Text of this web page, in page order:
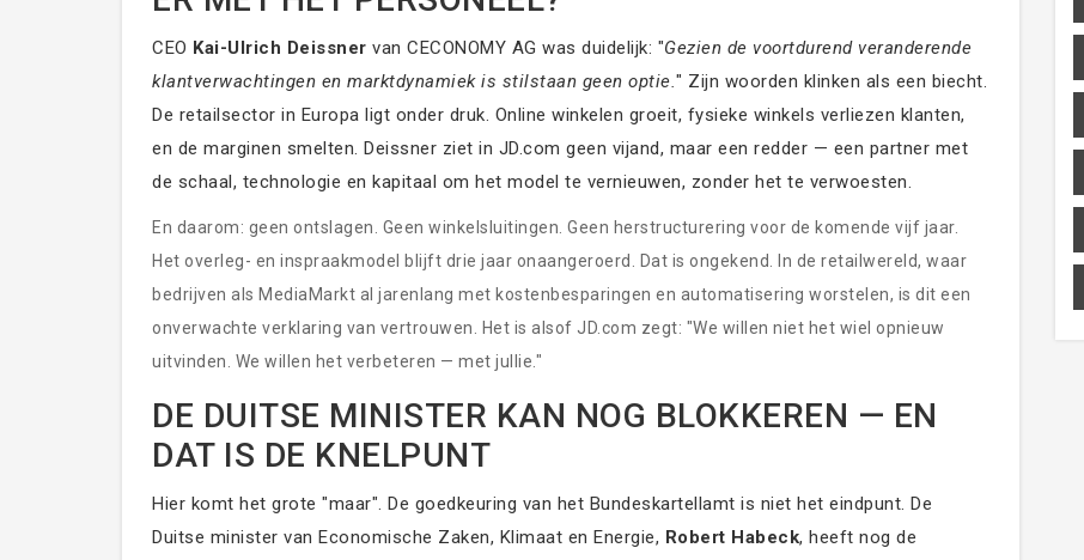
CEO Kai-Ulrich Deissner van CECONOMY AG was duidelijk: "Gezien de voortdurend veranderende
klantverwachtingen en marktdynamiek is stilstaan geen optie." Zijn woorden klinken als een biecht.
De retailsector in Europa ligt onder druk. Online winkelen groeit, fysieke winkels verliezen klanten,
en de marginen smelten. Deissner ziet in JD.com geen vijand, maar een redder — een partner met
de schaal, technologie en kapitaal om het model te vernieuwen, zonder het te verwoesten.
En daarom: geen ontslagen. Geen winkelsluitingen. Geen herstructurering voor de komende vijf jaar.
Het overleg- en inspraakmodel blijft drie jaar onaangeroerd. Dat is ongekend. In de retailwereld, waar
bedrijven als MediaMarkt al jarenlang met kostenbesparingen en automatisering worstelen, is dit een
onverwachte verklaring van vertrouwen. Het is alsof JD.com zegt: "We willen niet het wiel opnieuw
uitvinden. We willen het verbeteren — met jullie."
DE DUITSE MINISTER KAN NOG BLOKKEREN — EN
DAT IS DE KNELPUNT
Hier komt het grote "maar". De goedkeuring van het Bundeskartellamt is niet het eindpunt. De
Duitse minister van Economische Zaken, Klimaat en Energie, Robert Habeck, heeft nog de